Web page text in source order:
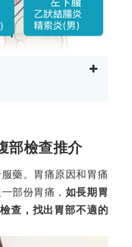
部檢查推介
藥。胃痛原因和胃痛
部份胃痛， 如長期胃
查，找出胃部不適的